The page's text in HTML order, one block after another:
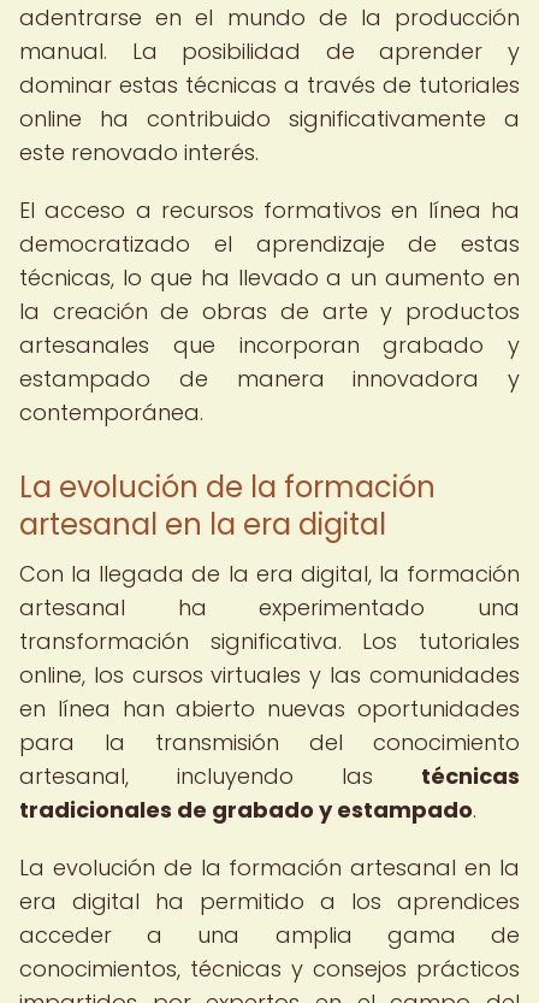
adentrarse en el mundo de la producción
manual. La posibilidad de aprender y
dominar estas técnicas a través de tutoriales
online ha contribuido significativamente a
este renovado interés.
El acceso a recursos formativos en línea ha
democratizado el aprendizaje de estas
técnicas, lo que ha llevado a un aumento en
la creación de obras de arte y productos
artesanales que incorporan grabado y
estampado de manera innovadora y
contemporánea.
La evolución de la formación
artesanal en la era digital
Con la llegada de la era digital, la formación
artesanal ha experimentado una
transformación significativa. Los tutoriales
online, los cursos virtuales y las comunidades
en línea han abierto nuevas oportunidades
para la transmisión del conocimiento
artesanal, incluyendo las técnicas
tradicionales de grabado y estampado.
La evolución de la formación artesanal en la
era digital ha permitido a los aprendices
acceder a una amplia gama de
conocimientos, técnicas y consejos prácticos